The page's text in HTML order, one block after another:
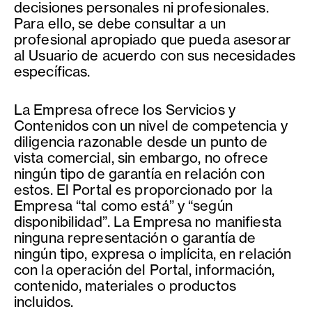
decisiones personales ni profesionales.
Para ello, se debe consultar a un
profesional apropiado que pueda asesorar
al Usuario de acuerdo con sus necesidades
específicas.
La Empresa ofrece los Servicios y
Contenidos con un nivel de competencia y
diligencia razonable desde un punto de
vista comercial, sin embargo, no ofrece
ningún tipo de garantía en relación con
estos. El Portal es proporcionado por la
Empresa “tal como está” y “según
disponibilidad”. La Empresa no manifiesta
ninguna representación o garantía de
ningún tipo, expresa o implícita, en relación
con la operación del Portal, información,
contenido, materiales o productos
incluidos.